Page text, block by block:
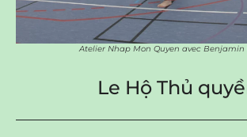
Atelier Nhap Mon Quyen avec Benjamin
Le Hộ Thủ